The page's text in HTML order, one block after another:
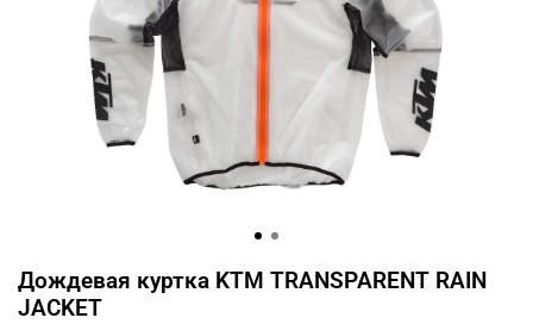
Дождевая куртка KTM TRANSPARENT RAIN
JACKET